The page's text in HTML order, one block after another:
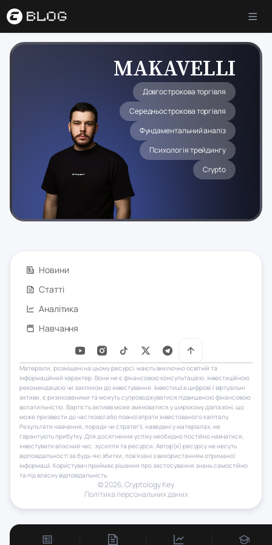
MAKAVELLI
Довгострокова торгівля
Середньострокова торгівля
Фундаментальний аналіз
Психологія трейдингу
Crypto
Новини
Статті
Аналітика
Навчання
Матеріали, розміщені на цьому ресурсі, мають виключно освітній та
інформаційний характер. Вони не є фінансовою консультацією, інвестиційною
рекомендацією чи закликом до інвестування. Інвестиції в цифрові / віртуальні
активи, є ризикованими та можуть супроводжуватися підвищеною фінансовою
волатильністю. Вартість активів може змінюватися у широкому діапазоні, що
може призвести до часткової або повної втрати інвестованого капіталу.
Результати навчання, поради чи стратегії, наведені у матеріалах, не
гарантують прибутку. Для досягнення успіху необхідно постійно навчатися,
інвестувати власний час, зусилля та ресурси. Автор(и) ресурсу не несуть
відповідальності за будь-які збитки, пов’язані з використанням отриманої
інформації. Користувач приймає рішення про застосування знань самостійно
та під власну відповідальність.
© 2026, Сryptology Key
Політика персональних даних